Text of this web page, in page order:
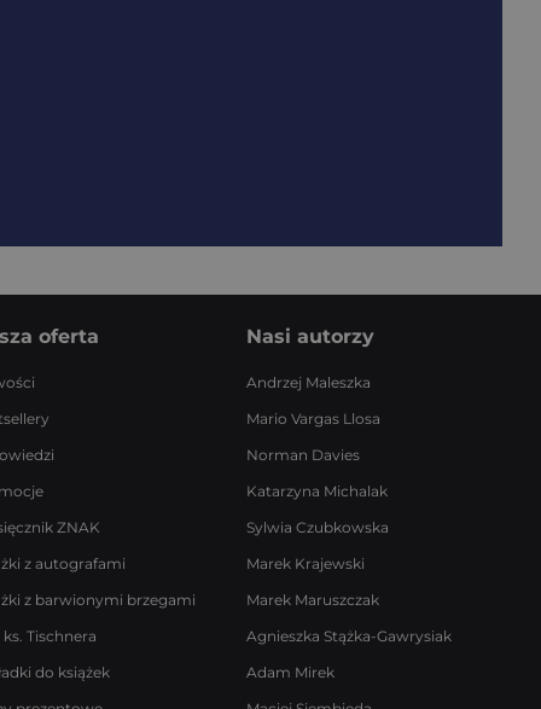
oferta
ZNAK
z autografami
z barwionymi brzegami
ks. Tischnera
do książek
Nasi autorzy
Andrzej Maleszka
Mario Vargas Llosa
Norman Davies
Katarzyna Michalak
Sylwia Czubkowska
Marek Krajewski
Marek Maruszczak
Agnieszka Stążka-Gawrysiak
Adam Mirek